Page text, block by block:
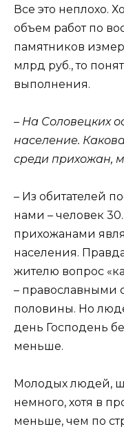
Все это неплохо.
объем работ по
памятников
млрд руб., то
выполнения.
– На Соловецких
население.
среди прихожан,
– Из обитателей
нами – человек
прихожанами
населения.
жителю вопрос
– православными
половины. Но
день Господень
меньше.
Молодых людей,
немного, хотя в
меньше, чем по